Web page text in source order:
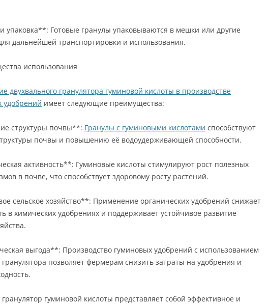
упаковка**: Готовые гранулы упаковываются в мешки или другие
дальнейшей транспортировки и использования.
использования
двухвального гранулятора гуминовой кислоты в производстве
удобрений имеет следующие преимущества:
структуры почвы**: Гранулы с гуминовыми кислотами способствуют
почвы и повышению её водоудерживающей способности.
активность**: Гуминовые кислоты стимулируют рост полезных
в почве, что способствует здоровому росту растений.
сельское хозяйство**: Применение органических удобрений снижает
в химических удобрениях и поддерживает устойчивое развитие
выгода**: Производство гуминовых удобрений с использованием
гранулятора позволяет фермерам снизить затраты на удобрения и
гуминовой кислоты представляет собой эффективное и